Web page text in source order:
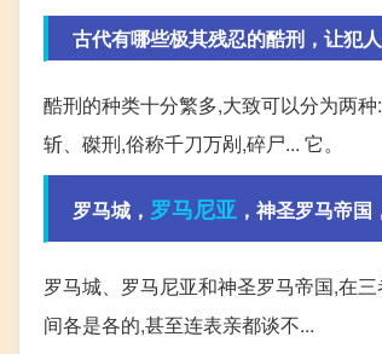
古代有哪些极其残忍的酷刑，让犯
酷刑的种类十分繁多,大致可以分为两
斩、磔刑,俗称千刀万剐,碎尸... 它。
罗马城， 罗马尼亚 ，神圣罗马帝
罗马城、罗马尼亚和神圣罗马帝国,在
间各是各的,甚至连表亲都谈不...